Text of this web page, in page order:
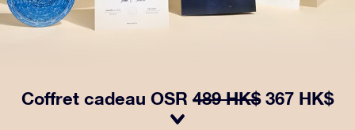
Coffret cadeau OSR 489 HK$ 367 HK$